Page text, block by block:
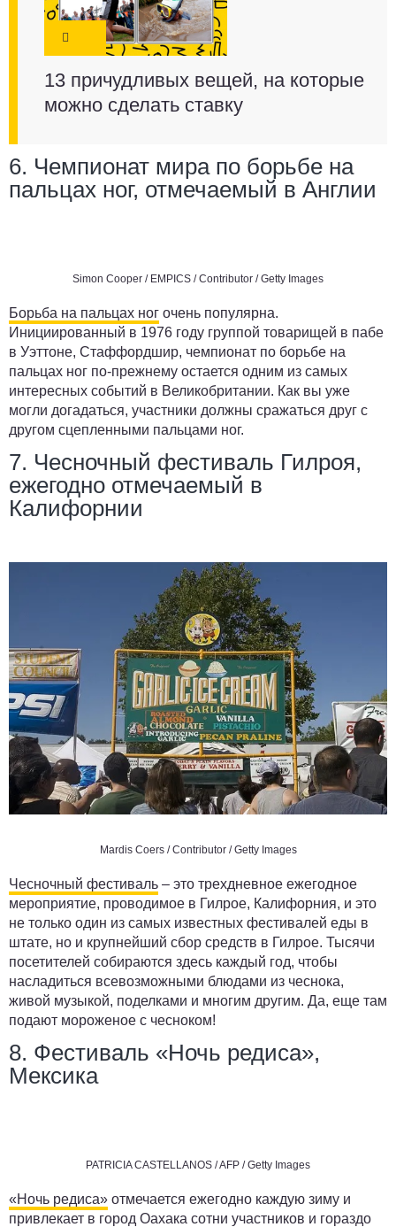
13 причудливых вещей, на которые
можно сделать ставку
6. Чемпионат мира по борьбе на
пальцах ног, отмечаемый в Англии
Simon Cooper / EMPICS / Contributor / Getty Images
Борьба на пальцах ног очень популярна.
Инициированный в 1976 году группой товарищей в пабе
в Уэттоне, Стаффордшир, чемпионат по борьбе на
пальцах ног по-прежнему остается одним из самых
интересных событий в Великобритании. Как вы уже
могли догадаться, участники должны сражаться друг с
другом сцепленными пальцами ног.
7. Чесночный фестиваль Гилроя,
ежегодно отмечаемый в
Калифорнии
Mardis Coers / Contributor / Getty Images
Чесночный фестиваль – это трехдневное ежегодное
мероприятие, проводимое в Гилрое, Калифорния, и это
не только один из самых известных фестивалей еды в
штате, но и крупнейший сбор средств в Гилрое. Тысячи
посетителей собираются здесь каждый год, чтобы
насладиться всевозможными блюдами из чеснока,
живой музыкой, поделками и многим другим. Да, еще там
подают мороженое с чесноком!
8. Фестиваль «Ночь редиса»,
Мексика
PATRICIA CASTELLANOS / AFP / Getty Images
«Ночь редиса» отмечается ежегодно каждую зиму и
привлекает в город Оахака сотни участников и гораздо